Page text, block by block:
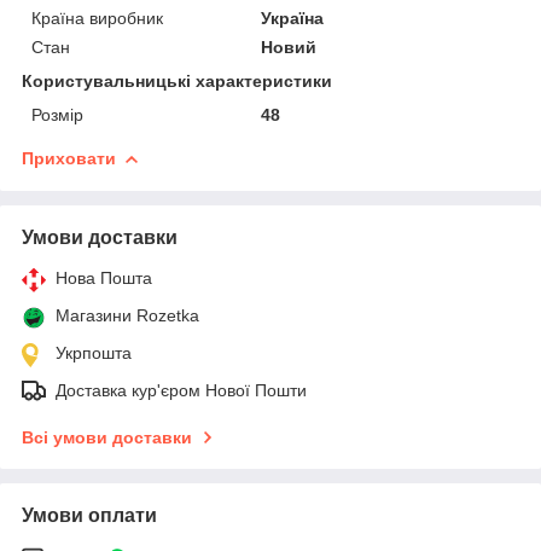
Країна виробник
Україна
Стан
Новий
Користувальницькі характеристики
Розмір
48
Приховати
Умови доставки
Нова Пошта
Магазини Rozetka
Укрпошта
Доставка кур'єром Нової Пошти
Всі умови доставки
Умови оплати